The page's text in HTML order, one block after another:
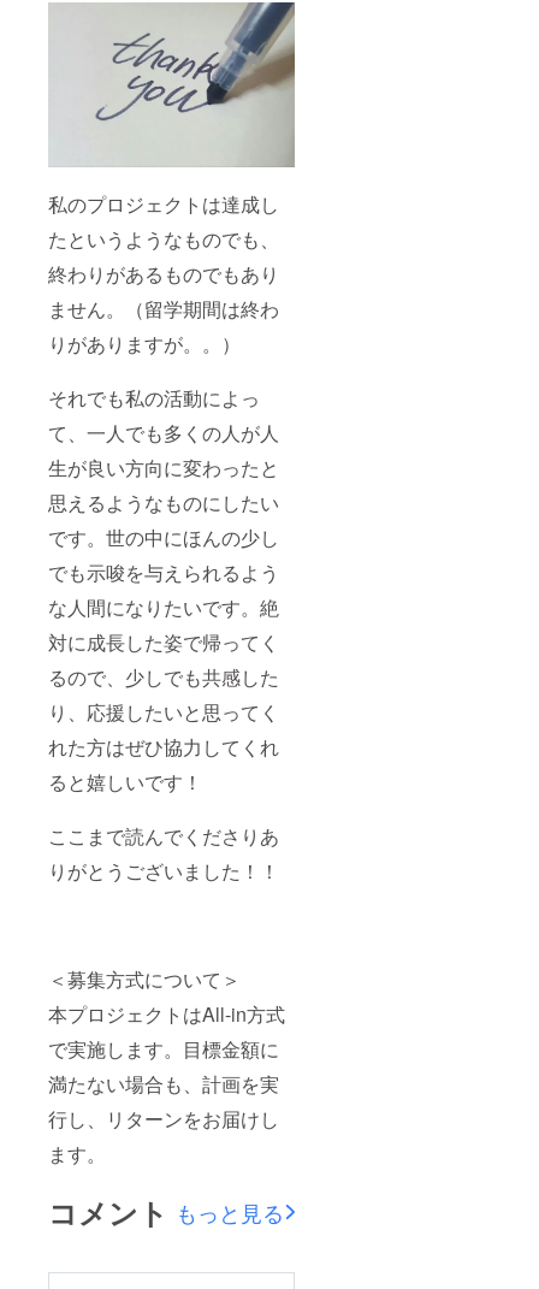
私のプロジェクトは達成し
たというようなものでも、
終わりがあるものでもあり
ません。（留学期間は終わ
りがありますが。。）
それでも私の活動によっ
て、一人でも多くの人が人
生が良い方向に変わったと
思えるようなものにしたい
です。世の中にほんの少し
でも示唆を与えられるよう
な人間になりたいです。絶
対に成長した姿で帰ってく
るので、少しでも共感した
り、応援したいと思ってく
れた方はぜひ協力してくれ
ると嬉しいです！
ここまで読んでくださりあ
りがとうございました！！
＜募集方式について＞
本プロジェクトはAll-in方式
で実施します。目標金額に
満たない場合も、計画を実
行し、リターンをお届けし
ます。
コメント もっと見る